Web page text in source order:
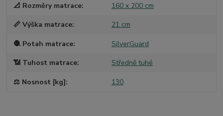
📐 Rozměry matrace 160 x 200 cm
📏 Výška matrace 21 cm
🧶 Potah matrace SilverGuard
📶 Tuhost matrace Středně tuhé
⚖️ Nosnost [kg] 130